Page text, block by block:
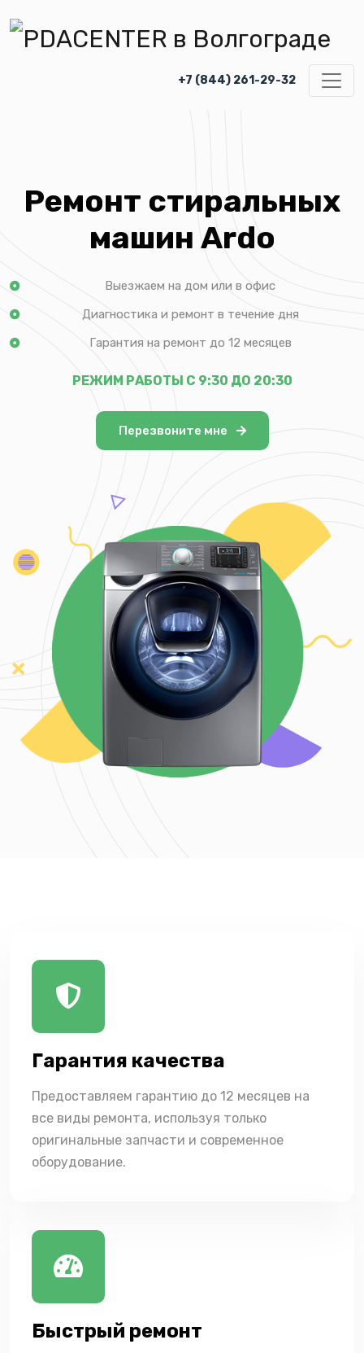
+7 (844) 261-29-32
Ремонт стиральных
машин Ardo
Выезжаем на дом или в офис
Диагностика и ремонт в течение дня
Гарантия на ремонт до 12 месяцев
РЕЖИМ РАБОТЫ С 9:30 ДО 20:30
Перезвоните мне
Гарантия качества
Предоставляем гарантию до 12 месяцев на
все виды ремонта, используя только
оригинальные запчасти и современное
оборудование.
Быстрый ремонт